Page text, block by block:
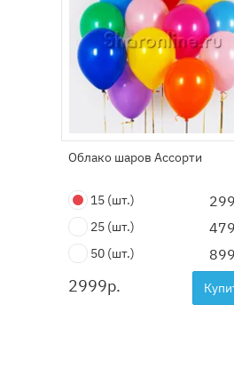
Облако шаров Ассорти
15 (шт.)
25 (шт.)
50 (шт.)
2999р.